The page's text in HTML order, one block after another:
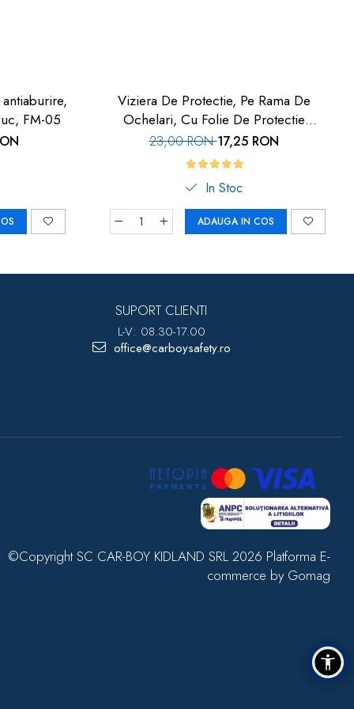
FM-05
Viziera De Protectie, Pe Rama De
Ochelari, Cu Folie De Protectie
Inlocuibila, Set 3 Buc, Car-Boy Safety
23,00 RON17,25 RON
In Stoc
ADAUGA IN COS
SUPORT CLIENTI
L-V: 08.30-17.00
office@carboysafety.ro
©Copyright SC CAR-BOY KIDLAND SRL 2026 Platforma E-
commerce by Gomag